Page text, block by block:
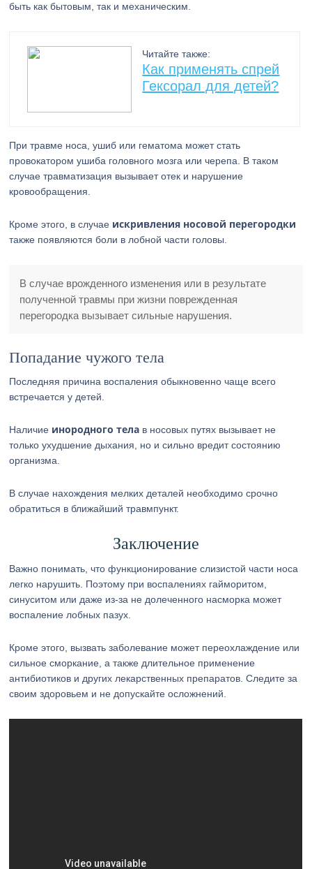
быть как бытовым, так и механическим.
Читайте также:
Как применять спрей
Гексорал для детей?
При травме носа, ушиб или гематома может стать
провокатором ушиба головного мозга или черепа. В таком
случае травматизация вызывает отек и нарушение
кровообращения.
Кроме этого, в случае искривления носовой перегородки
также появляются боли в лобной части головы.
В случае врожденного изменения или в результате
полученной травмы при жизни поврежденная
перегородка вызывает сильные нарушения.
Попадание чужого тела
Последняя причина воспаления обыкновенно чаще всего
встречается у детей.
Наличие инородного тела в носовых путях вызывает не
только ухудшение дыхания, но и сильно вредит состоянию
организма.
В случае нахождения мелких деталей необходимо срочно
обратиться в ближайший травмпункт.
Заключение
Важно понимать, что функционирование слизистой части носа
легко нарушить. Поэтому при воспалениях гайморитом,
синуситом или даже из-за не долеченного насморка может
воспаление лобных пазух.
Кроме этого, вызвать заболевание может переохлаждение или
сильное сморкание, а также длительное применение
антибиотиков и других лекарственных препаратов. Следите за
своим здоровьем и не допускайте осложнений.